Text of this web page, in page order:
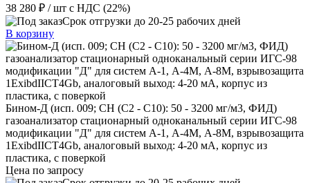
38 280 ₽ / шт с НДС (22%)
Срок отгрузки до 20-25 рабочих дней
В корзину
Бином-Д (исп. 009; CH (C2 - C10): 50 - 3200 мг/м3, ФИД)
газоанализатор стационарный одноканальный серии ИГС-98
модификации "Д" для систем А-1, А-4М, А-8М, взрывозащита
1ExibdIICT4Gb, аналоговый выход: 4-20 мА, корпус из
пластика, с поверкой
Цена по запросу